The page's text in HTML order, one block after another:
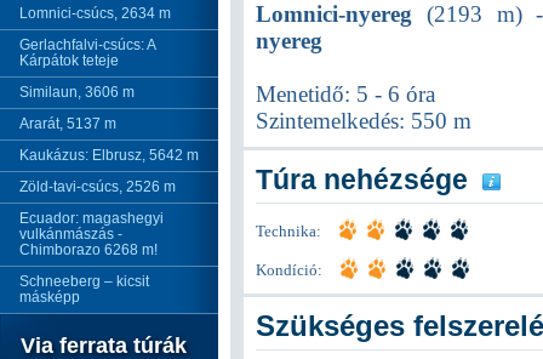
Lomnici-csúcs, 2634 m
Gerlachfalvi-csúcs: A
Kárpátok teteje
Similaun, 3606 m
Ararát, 5137 m
Kaukázus: Elbrusz, 5642 m
Zöld-tavi-csúcs, 2526 m
Ecuador: magashegyi
vulkánmászás -
Chimborazo 6268 m!
Schneeberg – kicsit
másképp
Via ferrata túrák
Lomnici-nyereg (2193
nyereg
Menetidő: 5 - 6 óra
Szintemelkedés: 550 m
Túra nehézsége
Technika:
Kondíció:
Szükséges